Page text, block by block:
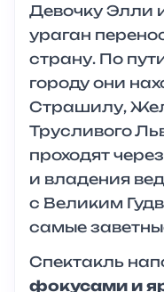
Девочку Элли
ураган
страну. По
городу они
Страшилу,
Трусливого
проходят
и владения
с Великим
самые
Спектакль
фокусами и